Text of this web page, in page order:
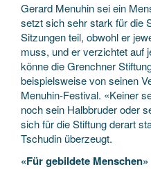
Gerard Menuhin sei ein
setzt sich sehr stark für die
Sitzungen teil, obwohl er
muss, und er verzichtet auf
könne die Grenchner
beispielsweise von seinen
Menuhin-Festival. «Keiner
noch sein Halbbruder oder
sich für die Stiftung derart
Tschudin überzeugt.
«Für gebildete Menschen»